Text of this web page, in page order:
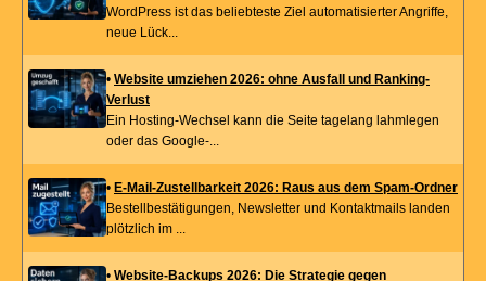
WordPress ist das beliebteste Ziel automatisierter Angriffe,
neue Lück...
• Website umziehen 2026: ohne Ausfall und Ranking-
Verlust
Ein Hosting-Wechsel kann die Seite tagelang lahmlegen
oder das Google-...
• E-Mail-Zustellbarkeit 2026: Raus aus dem Spam-Ordner
Bestellbestätigungen, Newsletter und Kontaktmails landen
plötzlich im ...
• Website-Backups 2026: Die Strategie gegen